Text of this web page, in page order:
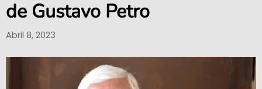
de Gustavo Petro
Abril 8, 2023